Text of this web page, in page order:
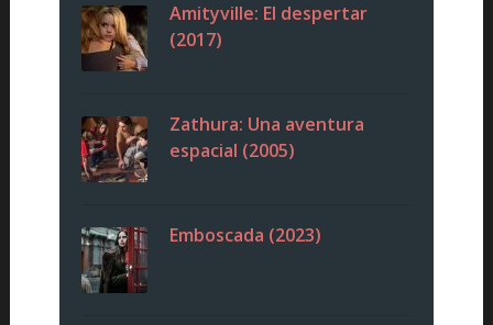
Amityville: El despertar
(2017)
Zathura: Una aventura
espacial (2005)
Emboscada (2023)